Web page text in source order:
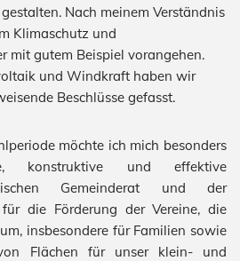
Nach meinem Verständnis
Klimaschutz und
mit gutem Beispiel vorangehen.
und Windkraft haben wir
Beschlüsse gefasst.
möchte ich mich besonders
konstruktive und effektive
Gemeinderat und der
die Förderung der Vereine, die
insbesondere für Familien sowie
Flächen für unser klein- und